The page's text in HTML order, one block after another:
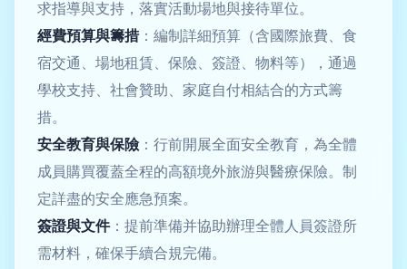
求指導與支持，落實活動場地與接待單位。
經費預算與籌措：編制詳細預算（含國際旅費、食
宿交通、場地租賃、保險、簽證、物料等），通過
學校支持、社會贊助、家庭自付相結合的方式籌
措。
安全教育與保險 ：行前開展全面安全教育，為全體
成員購買覆蓋全程的高額境外旅游與醫療保險。制
定詳盡的安全應急預案。
簽證與文件：提前準備并協助辦理全體人員簽證所
需材料，確保手續合規完備。